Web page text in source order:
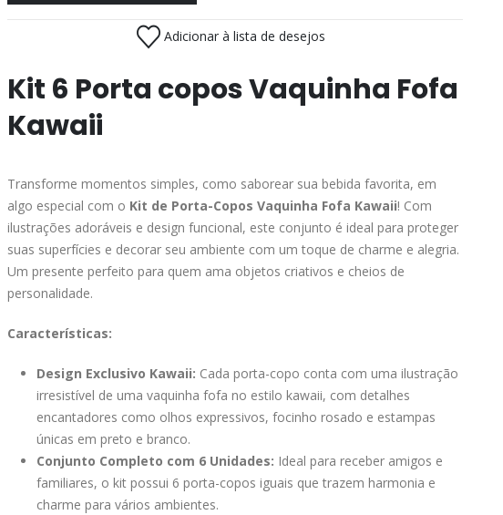
Adicionar à lista de desejos
Kit 6 Porta copos Vaquinha Fofa
Kawaii
Transforme momentos simples, como saborear sua bebida favorita, em
algo especial com o Kit de Porta-Copos Vaquinha Fofa Kawaii! Com
ilustrações adoráveis e design funcional, este conjunto é ideal para proteger
suas superfícies e decorar seu ambiente com um toque de charme e alegria.
Um presente perfeito para quem ama objetos criativos e cheios de
personalidade.
Características:
Design Exclusivo Kawaii: Cada porta-copo conta com uma ilustração
irresistível de uma vaquinha fofa no estilo kawaii, com detalhes
encantadores como olhos expressivos, focinho rosado e estampas
únicas em preto e branco.
Conjunto Completo com 6 Unidades: Ideal para receber amigos e
familiares, o kit possui 6 porta-copos iguais que trazem harmonia e
charme para vários ambientes.